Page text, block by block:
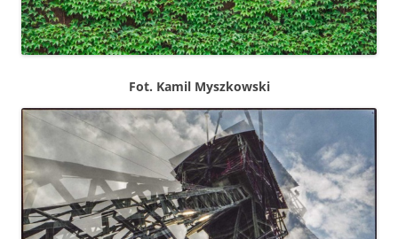
Fot. Kamil Myszkowski